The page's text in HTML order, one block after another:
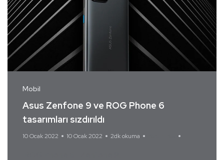
Mobil
Asus Zenfone 9 ve ROG Phone 6
tasarımları sızdırıldı
10 Ocak 2022 10 Ocak 2022 2dk okuma